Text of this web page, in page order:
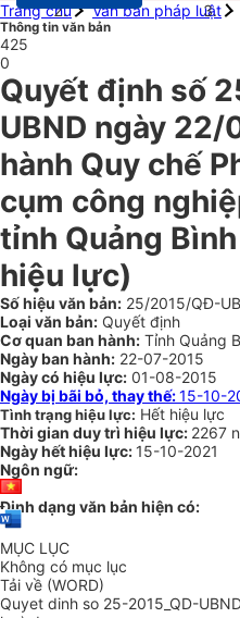
Trang chủ
Văn bản pháp luật
Thông tin văn bản
425
0
Quyết định số
UBND ngày 22/
hành Quy chế
cụm công
tỉnh Quảng Bình
hiệu lực)
Số hiệu văn bản: 25/2015/QĐ-
Loại văn bản: Quyết định
Cơ quan ban hành: Tỉnh Quảng
Ngày ban hành: 22-07-2015
Ngày có hiệu lực: 01-08-2015
Ngày bị bãi bỏ, thay thế:15-10-
Tình trạng hiệu lực: Hết hiệu lực
Thời gian duy trì hiệu lực: 2267
Ngày hết hiệu lực: 15-10-2021
Ngôn ngữ:
Định dạng văn bản hiện có:
MỤC LỤC
Không có mục lục
Tải về (WORD)
Quyet dinh so 25-2015_QD-